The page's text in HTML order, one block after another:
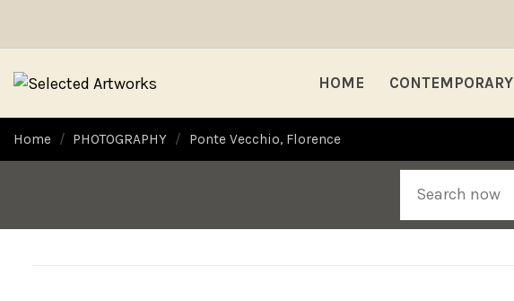
HOME CONTEMPORARY
Home PHOTOGRAPHY Ponte Vecchio, Florence